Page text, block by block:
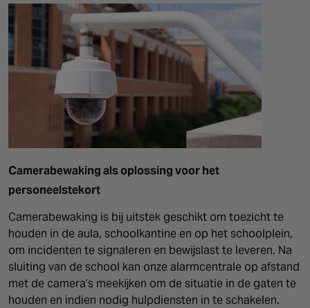
Camerabewaking als oplossing voor het
personeelstekort
Camerabewaking is bij uitstek geschikt om toezicht te
houden in de aula, schoolkantine en op het schoolplein,
om incidenten te signaleren en bewijslast te leveren. Na
sluiting van de school kan onze alarmcentrale op afstand
met de camera’s meekijken om de situatie in de gaten te
houden en indien nodig hulpdiensten in te schakelen.